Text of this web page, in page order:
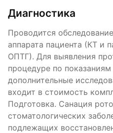
Диагностика
Проводится
аппарата пациента (КТ и
ОПТГ). Для выявления
процедуре по
дополнительные
входит в стоимость
Подготовка. Санация
стоматологических
подлежащих